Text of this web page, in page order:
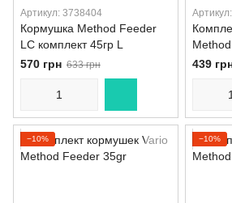
Артикул: 3738404
Кормушка Method Feeder
LC комплект 45гр L
570 грн 633 грн
439
−10% −10%